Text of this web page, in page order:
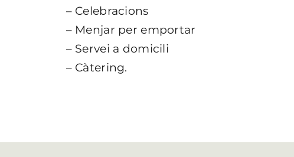
– Celebracions
– Menjar per emportar
– Servei a domicili
– Càtering.